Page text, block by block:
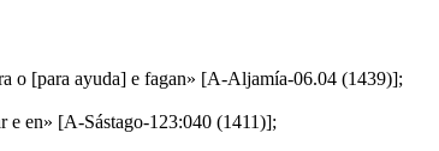
o [para ayuda] e fagan» [A-Aljamía-06.04 (1439)];
e en» [A-Sástago-123:040 (1411)];